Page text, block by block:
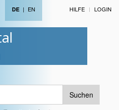
DE | EN HILFE LOGIN
Suchen